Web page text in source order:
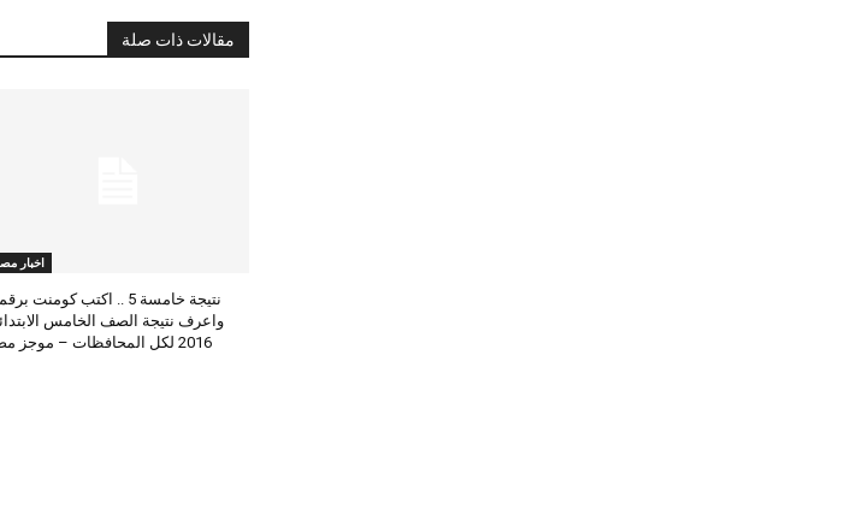
مقالات ذات صلة
اخبار
نتيجة خامسة 5 .. اكتب كومنت
واعرف نتيجة الصف الخامس
2016 لكل المحافظات – موجز مصر